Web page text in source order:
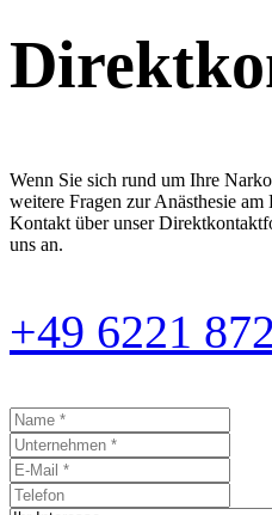
Wenn Sie sich rund um Ihre
weitere Fragen zur Anästhesie
Kontakt über unser
uns an.
+49 6221